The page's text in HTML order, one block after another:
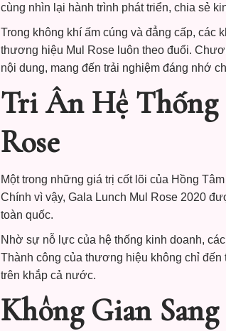
cùng nhìn lại hành trình phát triển, chia sẻ
Trong không khí ấm cúng và đẳng cấp, các
thương hiệu Mul Rose luôn theo đuổi.
nội dung, mang đến trải nghiệm đáng nhớ
Tri Ân Hệ
Rose
Một trong những giá trị cốt lõi của Hồng
Chính vì vậy, Gala Lunch Mul Rose 2020
toàn quốc.
Nhờ sự nỗ lực của hệ thống kinh doanh,
Thành công của thương hiệu không chỉ
trên khắp cả nước.
Không Gian